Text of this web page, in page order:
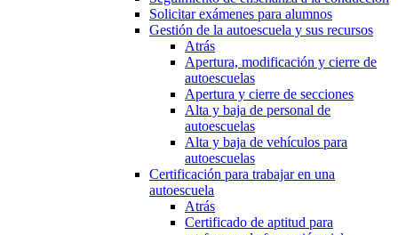
Solicitar exámenes para alumnos
Gestión de la autoescuela y sus recursos
Atrás
Apertura, modificación y cierre de
autoescuelas
Apertura y cierre de secciones
Alta y baja de personal de
autoescuelas
Alta y baja de vehículos para
autoescuelas
Certificación para trabajar en una
autoescuela
Atrás
Certificado de aptitud para